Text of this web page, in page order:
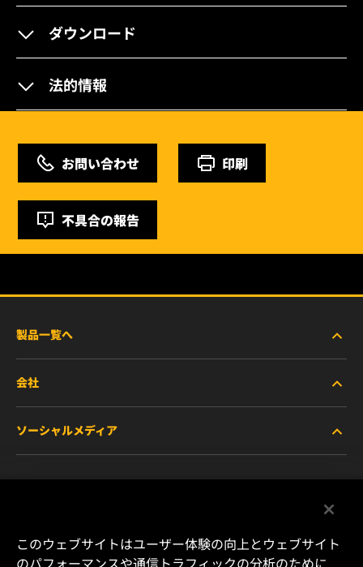
ダウンロード
法的情報
お問い合わせ 印刷
不具合の報告
製品一覧へ
商用車および建機・農機・産業用途車両
乗用車および小型トラック
特殊用途向けフィルター
会社
WIXについて
リソース
ソーシャルメディア
Instagram
このウェブサイトはユーザー体験の向上とウェブサイト
のパフォーマンスや通信トラフィックの分析のために